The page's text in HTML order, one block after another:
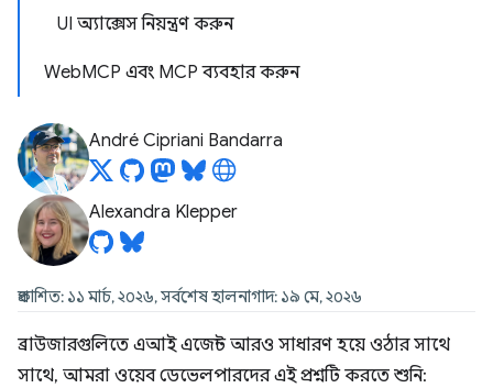
UI অ্যাক্সেস নিয়ন্ত্রণ করুন
WebMCP এবং MCP ব্যবহার করুন
André Cipriani Bandarra
Alexandra Klepper
প্রকাশিত: ১১ মার্চ, ২০২৬, সর্বশেষ হালনাগাদ: ১৯ মে, ২০২৬
ব্রাউজারগুলিতে এআই এজেন্ট আরও সাধারণ হয়ে ওঠার সাথে
সাথে, আমরা ওয়েব ডেভেলপারদের এই প্রশ্নটি করতে শুনি: